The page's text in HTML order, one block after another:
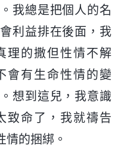
我總是把個人的名
利益排在後面，我
理的撒但性情不解
會有生命性情的變
想到這兒，我意識
致命了，我就禱告
情的捆綁。